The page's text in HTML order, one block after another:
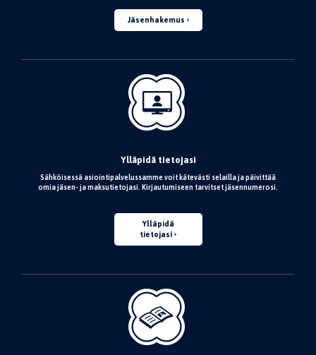
Jäsenhakemus
Ylläpidä tietojasi
Sähköisessä asiointipalvelussamme voit kätevästi selailla ja päivittää
omia jäsen- ja maksutietojasi. Kirjautumiseen tarvitset jäsennumerosi.
Ylläpidä
tietojasi